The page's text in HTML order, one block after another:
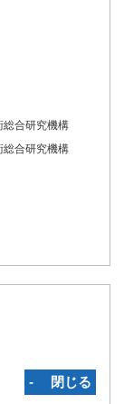
総合研究機構
総合研究機構
‐ 閉じる